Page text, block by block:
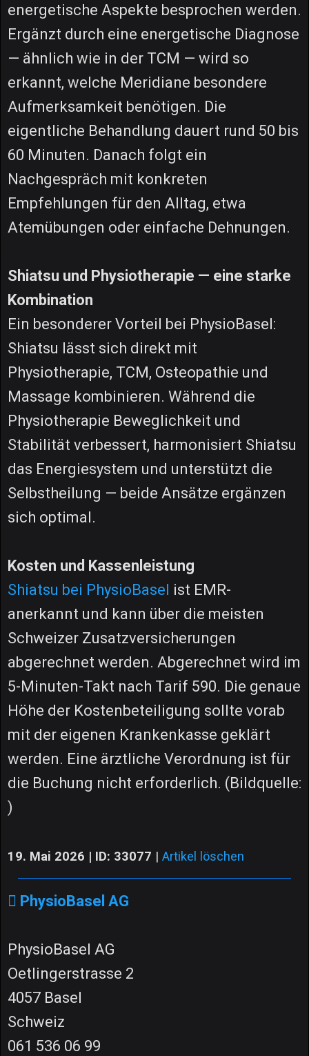
energetische Aspekte besprochen werden.
Ergänzt durch eine energetische Diagnose
— ähnlich wie in der TCM — wird so
erkannt, welche Meridiane besondere
Aufmerksamkeit benötigen. Die
eigentliche Behandlung dauert rund 50 bis
60 Minuten. Danach folgt ein
Nachgespräch mit konkreten
Empfehlungen für den Alltag, etwa
Atemübungen oder einfache Dehnungen.
Shiatsu und Physiotherapie — eine starke
Kombination
Ein besonderer Vorteil bei PhysioBasel:
Shiatsu lässt sich direkt mit
Physiotherapie, TCM, Osteopathie und
Massage kombinieren. Während die
Physiotherapie Beweglichkeit und
Stabilität verbessert, harmonisiert Shiatsu
das Energiesystem und unterstützt die
Selbstheilung — beide Ansätze ergänzen
sich optimal.
Kosten und Kassenleistung
Shiatsu bei PhysioBasel ist EMR-
anerkannt und kann über die meisten
Schweizer Zusatzversicherungen
abgerechnet werden. Abgerechnet wird im
5-Minuten-Takt nach Tarif 590. Die genaue
Höhe der Kostenbeteiligung sollte vorab
mit der eigenen Krankenkasse geklärt
werden. Eine ärztliche Verordnung ist für
die Buchung nicht erforderlich. (Bildquelle:
)
19. Mai 2026 | ID: 33077 | Artikel löschen
PhysioBasel AG
PhysioBasel AG
Oetlingerstrasse 2
4057 Basel
Schweiz
061 536 06 99